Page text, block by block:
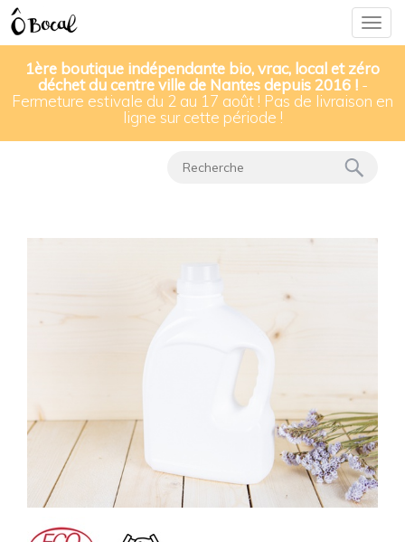
1ère boutique indépendante bio, vrac, local et zéro
déchet du centre ville de Nantes depuis 2016 ! -
Fermeture estivale du 2 au 17 août ! Pas de livraison en
ligne sur cette période !
▸ Produits d'entretien
Lessive hypoallergénique à la camomille bio